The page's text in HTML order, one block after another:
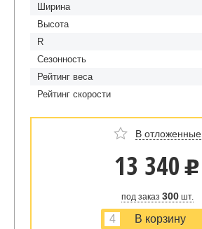
Ширина
Высота
R
Сезонность
Рейтинг веса
Рейтинг скорости
В отложенные
13 340 u
под заказ 300шт.